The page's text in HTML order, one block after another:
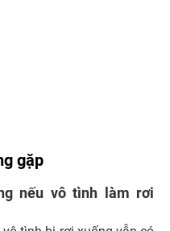
gặp
nếu vô tình làm rơi